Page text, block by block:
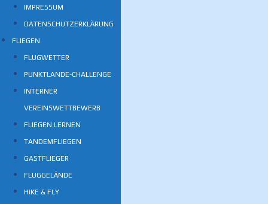
IMPRESSUM
DATENSCHUTZERKLÄRUNG
FLIEGEN
FLUGWETTER
PUNKTLANDE-CHALLENGE
INTERNER
VEREINSWETTBEWERB
FLIEGEN LERNEN
TANDEMFLIEGEN
GASTFLIEGER
FLUGGELÄNDE
HIKE & FLY